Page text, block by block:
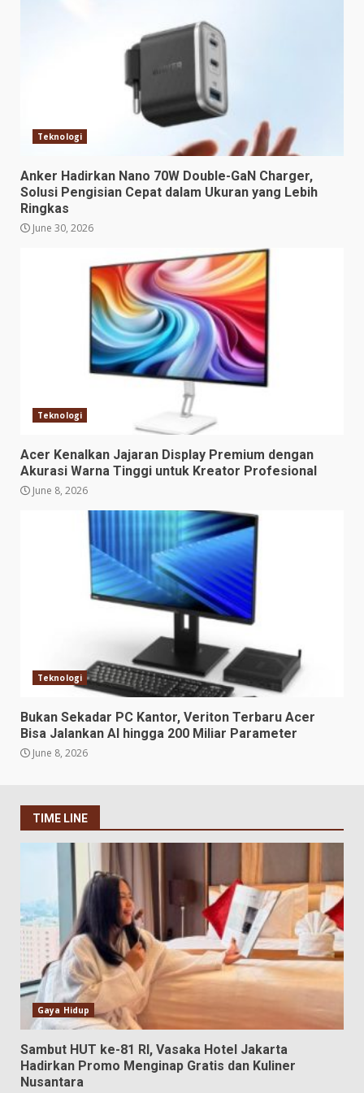
Teknologi
Anker Hadirkan Nano 70W Double-GaN Charger,
Solusi Pengisian Cepat dalam Ukuran yang Lebih
Ringkas
June 30, 2026
Teknologi
Acer Kenalkan Jajaran Display Premium dengan
Akurasi Warna Tinggi untuk Kreator Profesional
June 8, 2026
Teknologi
Bukan Sekadar PC Kantor, Veriton Terbaru Acer
Bisa Jalankan AI hingga 200 Miliar Parameter
June 8, 2026
TIME LINE
Gaya Hidup
Sambut HUT ke-81 RI, Vasaka Hotel Jakarta
Hadirkan Promo Menginap Gratis dan Kuliner
Nusantara